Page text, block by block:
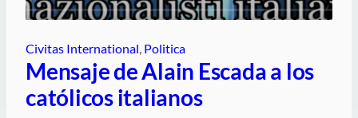
Civitas International Politica
Mensaje de Alain Escada a los
católicos italianos